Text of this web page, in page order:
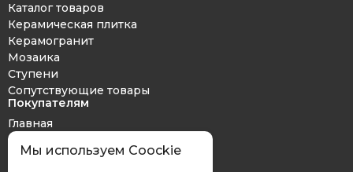
Каталог товаров
Керамическая плитка
Керамогранит
Мозаика
Ступени
Сопутствующие товары
Покупателям
Главная
Дизайн проект
Оплата и доставка
Мы используем Coockie